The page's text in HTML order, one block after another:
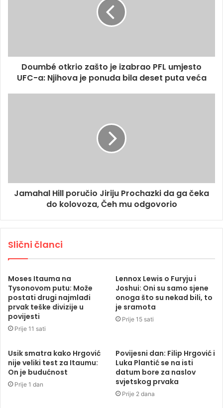
Doumbé otkrio zašto je izabrao PFL umjesto
UFC-a: Njihova je ponuda bila deset puta veća
Jamahal Hill poručio Jiriju Prochazki da ga čeka
do kolovoza, Čeh mu odgovorio
Slični članci
Moses Itauma na
Tysonovom putu: Može
postati drugi najmlađi
prvak teške divizije u
povijesti
Prije 11 sati
Lennox Lewis o Furyju i
Joshui: Oni su samo sjene
onoga što su nekad bili, to
je sramota
Prije 15 sati
Usik smatra kako Hrgović
nije veliki test za Itaumu:
On je budućnost
Prije 1 dan
Povijesni dan: Filip Hrgović i
Luka Plantić se na isti
datum bore za naslov
svjetskog prvaka
Prije 2 dana